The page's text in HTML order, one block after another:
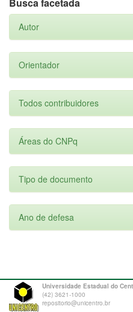
Autor
Orientador
Todos contribuidores
Áreas do CNPq
Tipo de documento
Ano de defesa
Universidade Estadual do
(42) 3621-1000
repositorio@unicentro.br